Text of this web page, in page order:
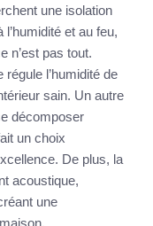
une isolation
et au feu,
n’est pas tout.
l’humidité de
sain. Un autre
décomposer
un choix
De plus, la
acoustique,
une